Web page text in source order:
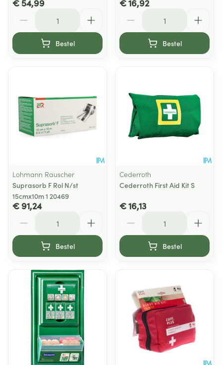
€ 54,99
Bestel
€ 16,92
Bestel
Lohmann Rauscher
Suprasorb F Rol N/st
15cmx10m 1 20469
€ 91,24
Bestel
Cederroth
Cederroth First Aid Kit S
€ 16,13
Bestel